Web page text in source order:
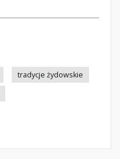
tradycje żydowskie